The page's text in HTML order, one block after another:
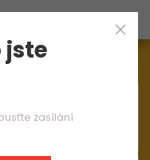
jste
zasílání